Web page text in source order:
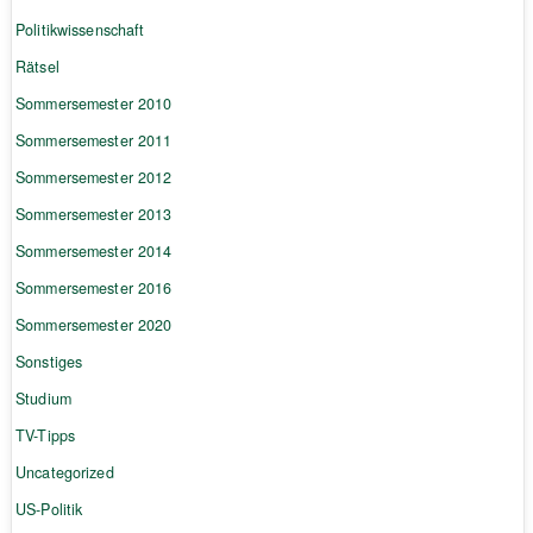
Politikwissenschaft
Rätsel
Sommersemester 2010
Sommersemester 2011
Sommersemester 2012
Sommersemester 2013
Sommersemester 2014
Sommersemester 2016
Sommersemester 2020
Sonstiges
Studium
TV-Tipps
Uncategorized
US-Politik